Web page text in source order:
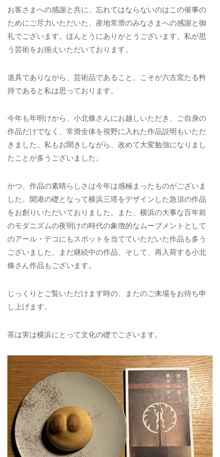
お客さまへの感謝と共に、忘れてはならないのはこの催事の
ためにご尽力いただいた、産地常滑のみなさまへの感謝と御
礼でございます。ほんとうにありがとうございます。私が思
う芸術をお揃えいただいております。
道具でありながら、芸術品であること。こそが六古窯たる矜
持であると私は思っております。
今年も年明けから、小北條さんにお越しいただき、ご自身の
作品だけでなく、常滑全体を視野に入れた作品説明もいただ
きました。私もお聞きしながら、改めて大変勉強になりまし
たことが多うございました。
かつ、作品の素晴らしさは今年は感極まったものがございま
した。開港の礎となって横浜三塔をデザインした急須の作品
をお創りいただいておりました。また、横浜の大事な百年前
のモダニズムの夜明けの時代の象徴的なムーブメントとして
のアール・デコにもスポットを当てていただいた作品も多う
ございました。まだ継続中の作品、そして、再入荷する小北
條さん作品もございます。
じっくりとご覧いただけます時の、またのご来場をお待ち申
し上げます。
茶は実は横浜にとって文化の礎でございます。